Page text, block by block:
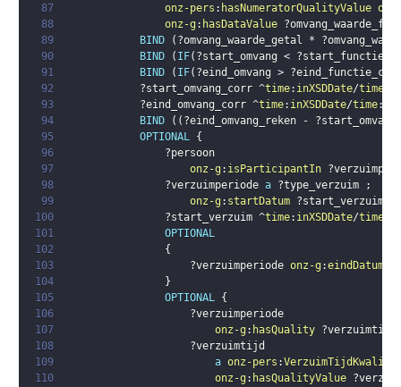
87
onz-pers : hasNumeratorQualityValue
88
onz-g : hasDataValue
89
BIND ( ?omvang_waarde_getal *
90
BIND ( IF( ?start_omvang <
91
BIND ( IF( ?eind_omvang >
92
?start_omvang_corr ^time: inXSDDate/time
93
?eind_omvang_corr ^time: inXSDDate/time:
94
BIND ( ( ?eind_omvang_reken -
95
OPTIONAL {
96
?persoon
97
onz-g : isParticipantIn
98
?verzuimperiode a ?type_verzuim
;
99
onz-g : startDatum ?start_verzuim
100
?start_verzuim ^time: inXSDDate/time
101
OPTIONAL
102
{
103
?verzuimperiode onz-g :eindDatum
104
}
105
OPTIONAL {
106
?verzuimperiode
107
onz-g : hasQuality ?verzuimtijd
108
?verzuimtijd
109
a onz-pers :
110
onz-g : hasQualityValue